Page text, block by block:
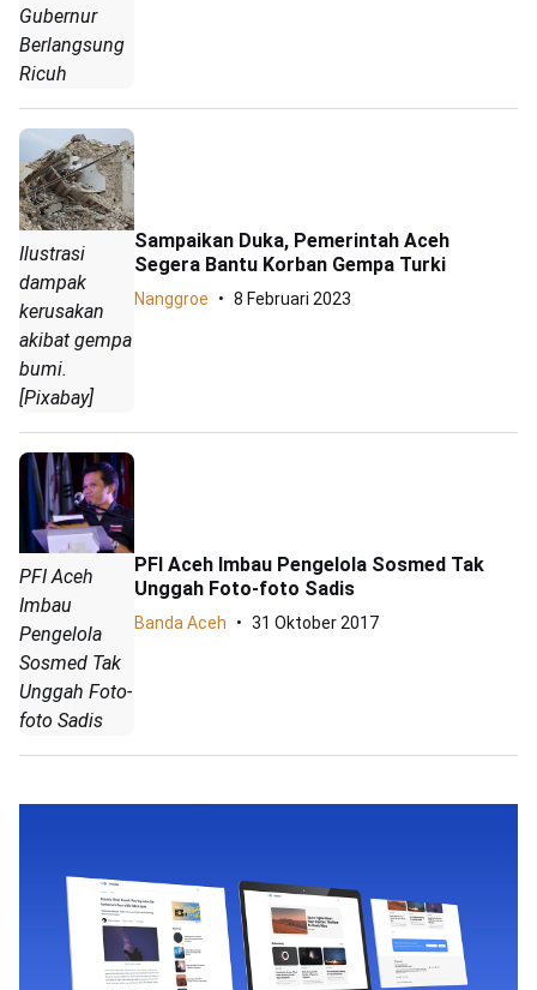
Gubernur
Berlangsung
Ricuh
Ilustrasi
dampak
kerusakan
akibat gempa
bumi.
[Pixabay]
Sampaikan Duka, Pemerintah Aceh
Segera Bantu Korban Gempa Turki
Nanggroe 8 Februari 2023
PFI Aceh
Imbau
Pengelola
Sosmed Tak
Unggah Foto-
foto Sadis
PFI Aceh Imbau Pengelola Sosmed Tak
Unggah Foto-foto Sadis
Banda Aceh 31 Oktober 2017